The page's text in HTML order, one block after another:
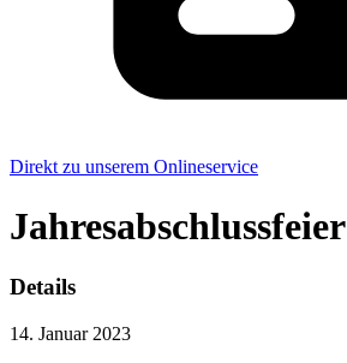
Direkt zu unserem Onlineservice
Details
14. Januar 2023